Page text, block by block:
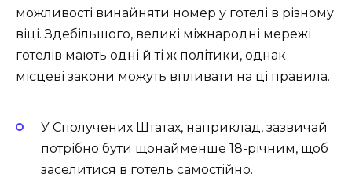
можливості винайняти номер у готелі в різному
віці. Здебільшого, великі міжнародні мережі
готелів мають одні й ті ж політики, однак
місцеві закони можуть впливати на ці правила.
У Сполучених Штатах, наприклад, зазвичай
потрібно бути щонайменше 18-річним, щоб
заселитися в готель самостійно.